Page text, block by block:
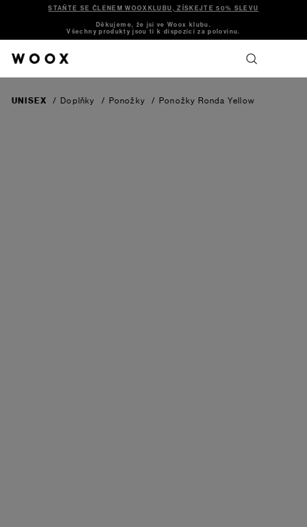
STAŇTE SE ČLENEM WOOXKLUBU, ZÍSKEJTE 50% SLEVU
Děkujeme, že jsi ve Woox klubu.
Všechny produkty jsou ti k dispozici za polovinu.
UNISEX / Doplňky / Ponožky / Ponožky Ronda Yellow